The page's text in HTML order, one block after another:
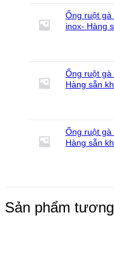
Ống ruột
inox- Hàng
Ống ruột
Hàng sẵn
Ống ruột
Hàng sẵn
Sản phẩm